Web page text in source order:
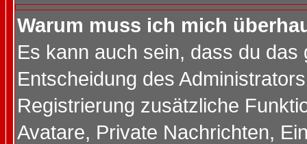
Warum muss ich mich
Es kann auch sein, dass du
Entscheidung des
Registrierung zusätzliche
Avatare, Private Nachrichten,